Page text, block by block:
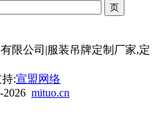
限公司|服装吊牌定制厂家,定
:宣盟网络
2026 mituo.cn